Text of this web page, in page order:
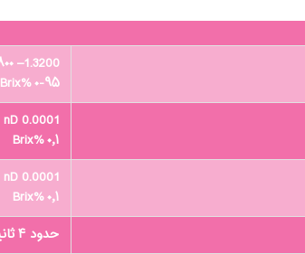
1.3200– ۱٫۵۸۰۰ nD
۰-۹۵ %Brix
0.0001 nD
۰٫۱ %Brix
0.0001 nD
۰٫۱ %Brix
حدود ۴ ثانیه